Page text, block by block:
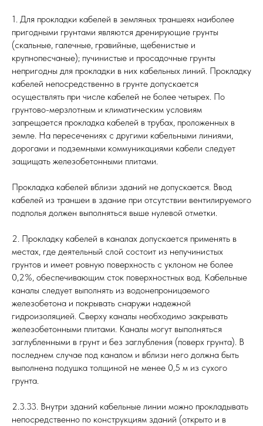
1. Для прокладки кабелей в земляных траншеях наиболее
пригодными грунтами являются дренирующие грунты
(скальные, галечные, гравийные, щебенистые и
крупнопесчаные); пучинистые и просадочные грунты
непригодны для прокладки в них кабельных линий. Прокладку
кабелей непосредственно в грунте допускается
осуществлять при числе кабелей не более четырех. По
грунтово-мерзлотным и климатическим условиям
запрещается прокладка кабелей в трубах, проложенных в
земле. На пересечениях с другими кабельными линиями,
дорогами и подземными коммуникациями кабели следует
защищать железобетонными плитами.
Прокладка кабелей вблизи зданий не допускается. Ввод
кабелей из траншеи в здание при отсутствии вентилируемого
подполья должен выполняться выше нулевой отметки.
2. Прокладку кабелей в каналах допускается применять в
местах, где деятельный слой состоит из непучинистых
грунтов и имеет ровную поверхность с уклоном не более
0,2%, обеспечивающим сток поверхностных вод. Кабельные
каналы следует выполнять из водонепроницаемого
железобетона и покрывать снаружи надежной
гидроизоляцией. Сверху каналы необходимо закрывать
железобетонными плитами. Каналы могут выполняться
заглубленными в грунт и без заглубления (поверх грунта). В
последнем случае под каналом и вблизи него должна быть
выполнена подушка толщиной не менее 0,5 м из сухого
грунта.
2.3.33. Внутри зданий кабельные линии можно прокладывать
непосредственно по конструкциям зданий (открыто и в